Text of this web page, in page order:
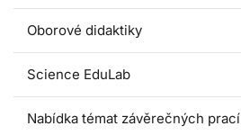
Oborové didaktiky
Science EduLab
Nabídka témat závěrečných prací